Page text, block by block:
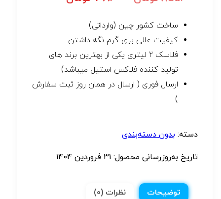
ساخت کشور چین (وارداتی)
کیفیت عالی برای گرم نگه داشتن
فلاسک 2 لیتری یکی از بهترین برند های
تولید کننده فلاکس استیل میباشد)
ارسال فوری ( ارسال در همان روز ثبت سفارش
)
دسته: بدون دسته‌بندی
تاریخ به‌روزرسانی محصول: 31 فروردین 1404
توضیحات نظرات (0)